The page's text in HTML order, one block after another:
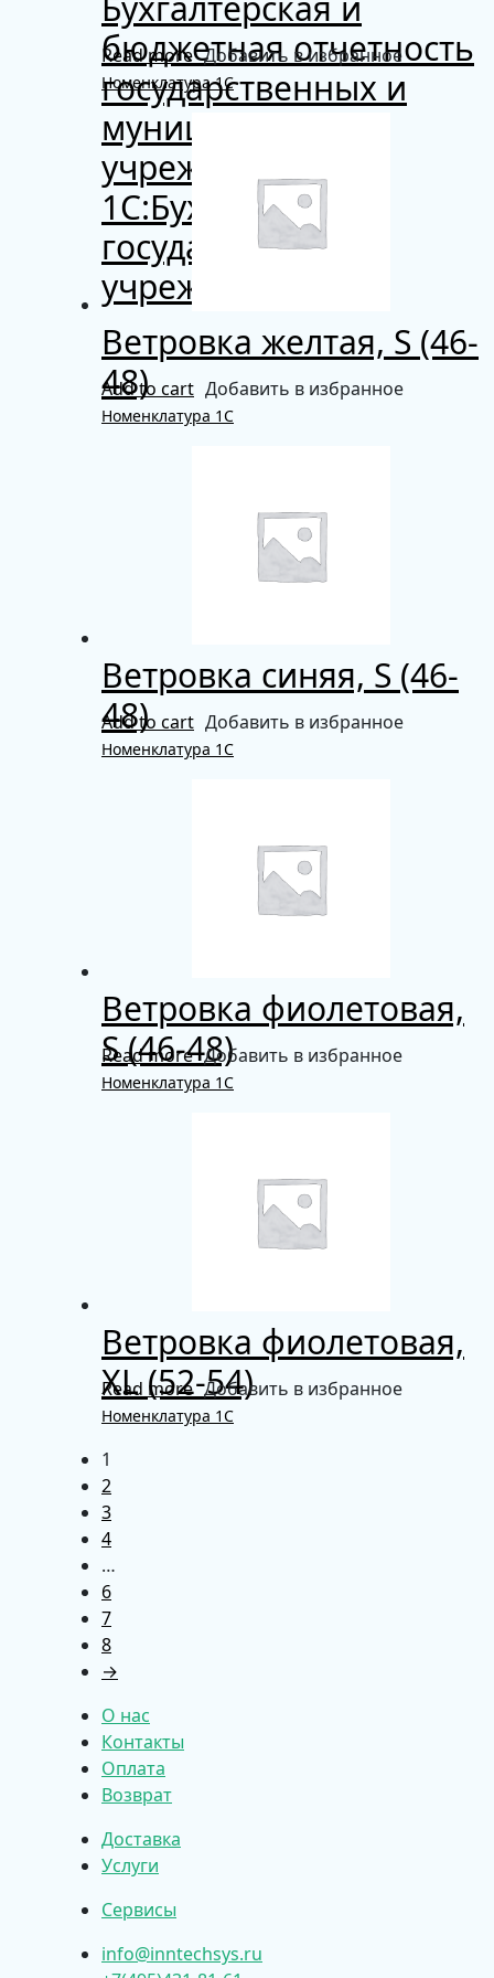
бюджетная отчетность
государственных и
муниципальных
учреждений в
1С:Бухгалтерии
государственного
учреждения 8
Read more Добавить в избранное
Номенклатура 1С
Ветровка желтая, S (46-
48)
Add to cart Добавить в избранное
Номенклатура 1С
Ветровка синяя, S (46-
48)
Add to cart Добавить в избранное
Номенклатура 1С
Ветровка фиолетовая,
S (46-48)
Read more Добавить в избранное
Номенклатура 1С
Ветровка фиолетовая,
XL (52-54)
Read more Добавить в избранное
Номенклатура 1С
1
2
3
4
…
6
7
8
→
О нас
Контакты
Оплата
Возврат
Доставка
Услуги
Сервисы
info@inntechsys.ru